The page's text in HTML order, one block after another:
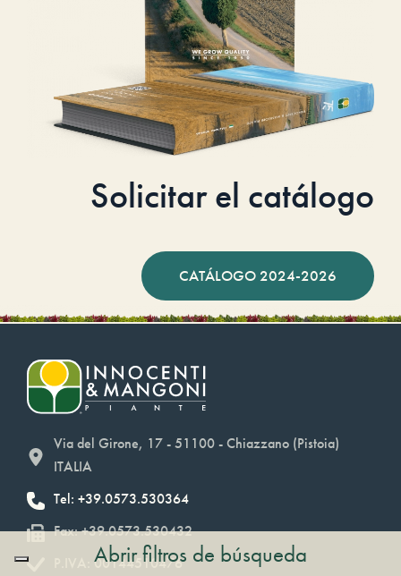
Abrir filtros de búsqueda
Solicitar el catálogo
CATÁLOGO 2024-2026
Via del Girone, 17 - 51100 - Chiazzano (Pistoia)
ITALIA
Tel: +39.0573.530364
Fax: +39.0573.530432
P.IVA: 00144510476